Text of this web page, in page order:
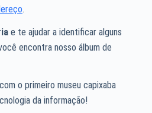
.
e te ajudar a identificar alguns
encontra nosso álbum de
o primeiro museu capixaba
da informação!